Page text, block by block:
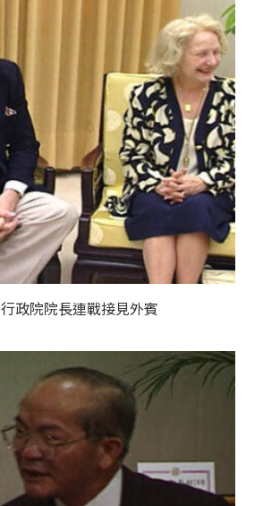
行政院院長連戰接見外賓